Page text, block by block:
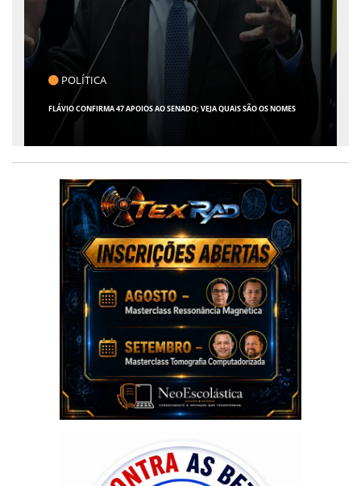
OS NOMES GIRO POR SERGIPE, BRASIL E MUNDO - 07 DE AGOSTO DE 2026